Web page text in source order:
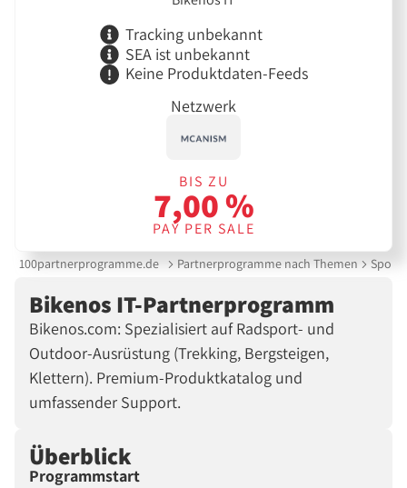
Tracking unbekannt
SEA ist unbekannt
Keine Produktdaten-Feeds
Netzwerk
BIS ZU
7,00 %
PAY PER SALE
100partnerprogramme.de Partnerprogramme nach Themen Sport
Bikenos IT-Partnerprogramm
Bikenos.com: Spezialisiert auf Radsport- und
Outdoor-Ausrüstung (Trekking, Bergsteigen,
Klettern). Premium-Produktkatalog und
umfassender Support.
Überblick
Programmstart